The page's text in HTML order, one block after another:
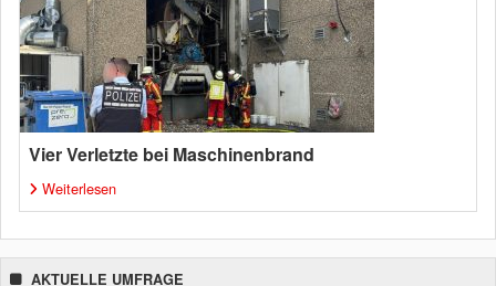
Vier Verletzte bei Maschinenbrand
Weiterlesen
AKTUELLE UMFRAGE